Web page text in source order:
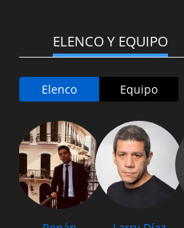
ELENCO Y EQUIPO
Elenco Equipo